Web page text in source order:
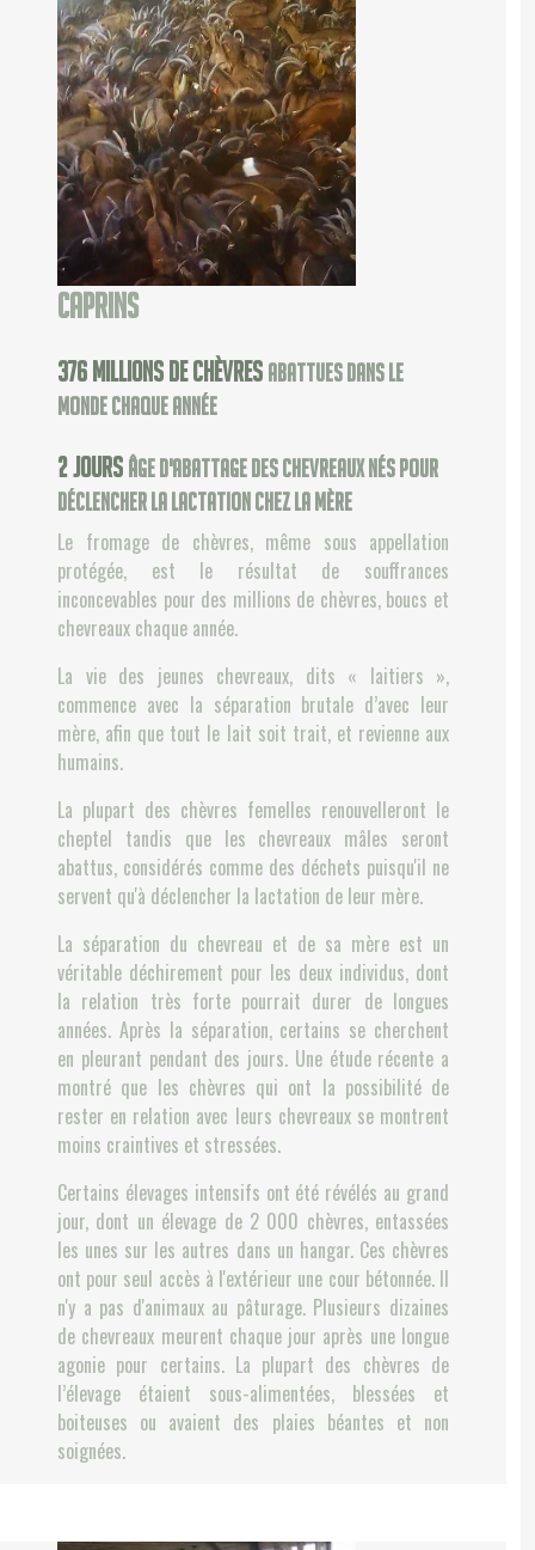
Caprins
502 millions de chèvres abattues dans le
monde chaque année
2jours âge d'abattage des chevreaux nés pour
déclencher la lactation chez la mère
Le fromage de chèvres, même sous appellation
protégée, est le résultat de souffrances
inconcevables pour des millions de chèvres, boucs et
chevreaux chaque année.
La vie des jeunes chevreaux, dits « laitiers »,
commence avec la séparation brutale d’avec leur
mère, afin que tout le lait soit trait, et revienne aux
humains.
La plupart des chèvres femelles renouvelleront le
cheptel tandis que les chevreaux mâles seront
abattus, considérés comme des déchets puisqu'il ne
servent qu'à déclencher la lactation de leur mère.
La séparation du chevreau et de sa mère est un
véritable déchirement pour les deux individus, dont
la relation très forte pourrait durer de longues
années. Après la séparation, certains se cherchent
en pleurant pendant des jours. Une étude récente a
montré que les chèvres qui ont la possibilité de
rester en relation avec leurs chevreaux se montrent
moins craintives et stressées.
Certains élevages intensifs ont été révélés au grand
jour, dont un élevage de 2 000 chèvres, entassées
les unes sur les autres dans un hangar. Ces chèvres
ont pour seul accès à l'extérieur une cour bétonnée. Il
n'y a pas d'animaux au pâturage. Plusieurs dizaines
de chevreaux meurent chaque jour après une longue
agonie pour certains. La plupart des chèvres de
l’élevage étaient sous-alimentées, blessées et
boiteuses ou avaient des plaies béantes et non
soignées.